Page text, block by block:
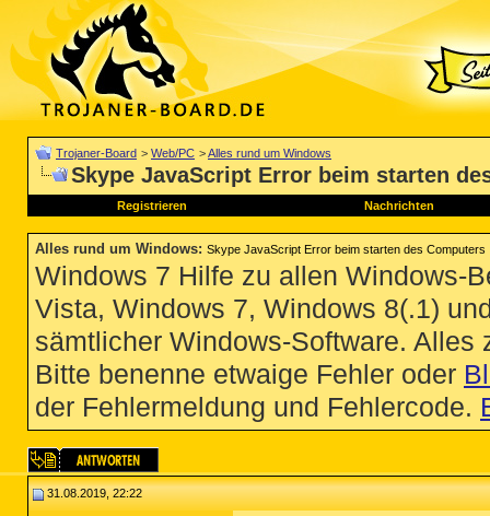
Trojaner-Board > Web/PC >Alles rund um Windows
Skype JavaScript Error beim starten
Registrieren Nachrichten
Alles rund um Windows: Skype JavaScript Error beim starten des Computers
Windows 7 Hilfe zu allen Windows-
Vista, Windows 7, Windows 8(.1)
sämtlicher Windows-Software.
Bitte benenne etwaige Fehler oder
der Fehlermeldung und Fehlercode.
31.08.2019, 22:22